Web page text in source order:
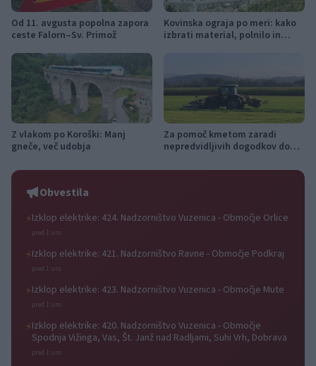
Od 11. avgusta popolna zapora
ceste Falorn–Sv. Primož
Kovinska ograja po meri: kako
izbrati material, polnilo in
Z vlakom po Koroški: Manj
gneče, več udobja
Za pomoč kmetom zaradi
nepredvidljivih dogodkov do
Obvestila
⚡Izklop elektrike: 424. Nadzorništvo Vuzenica - Območje Orlice
pred 1 uro
⚡Izklop elektrike: 421. Nadzorništvo Ravne - Območje Podkraj
pred 1 uro
⚡Izklop elektrike: 423. Nadzorništvo Vuzenica - Območje Mute
pred 1 uro
⚡Izklop elektrike: 420. Nadzorništvo Vuzenica - Območje
Spodnja Vižinga, Vas, Št. Janž nad Radljami, Suhi Vrh, Dobrava
pred 1 uro